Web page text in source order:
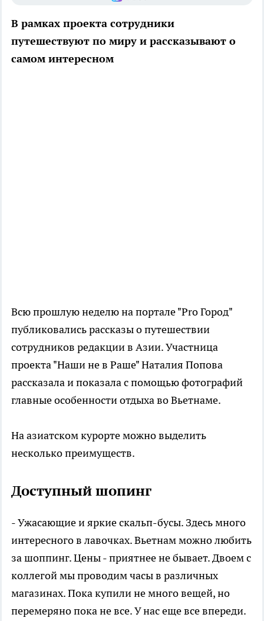
В рамках проекта сотрудники
путешествуют по миру и рассказывают о
самом интересном
Всю прошлую неделю на портале "Pro Город"
публиковались рассказы о путешествии
сотрудников редакции в Азии. Участница
проекта "Наши не в Раше" Наталия Попова
рассказала и показала с помощью фотографий
главные особенности отдыха во Вьетнаме.
На азиатском курорте можно выделить
несколько преимуществ.
Доступный шопинг
- Ужасающие и яркие скальп-бусы. Здесь много
интересного в лавочках. Вьетнам можно любить
за шоппинг. Цены - приятнее не бывает. Двоем с
коллегой мы проводим часы в различных
магазинах. Пока купили не много вещей, но
перемеряно пока не все. У нас еще все впереди.